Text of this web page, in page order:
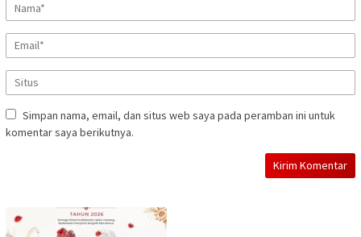
Simpan nama, email, dan situs web saya pada peramban ini untuk
komentar saya berikutnya.